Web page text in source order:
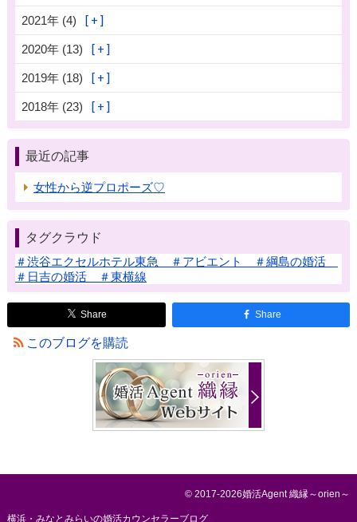
2021年 (4)
2020年 (13)
2019年 (18)
2018年 (23)
最近の記事
女性から逆プロポーズ♡
タグクラウド
＃渋谷エクセルホテル東急 ＃アビエント ＃綱島の婚活
＃日吉の婚活 ＃東横線
Share Share
このブログを購読
© 2017-2026婚活Agent 織縁～orien～
横浜・みなとみらいの婚活カウンセラーブログ